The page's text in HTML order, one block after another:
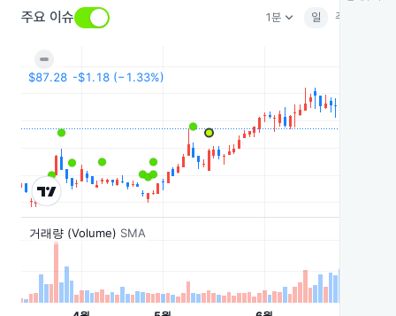
주요 이슈 1분keyboard_arrow_down 일 주